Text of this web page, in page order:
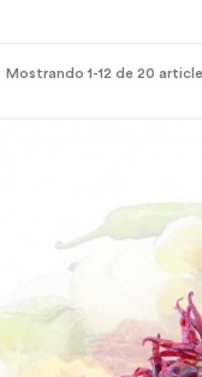
Mostrando 1-12 de 20